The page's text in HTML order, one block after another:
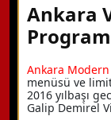
Ankara
Ankara Modern
menüsü ve
2016 yılbaşı
Galip Demirel